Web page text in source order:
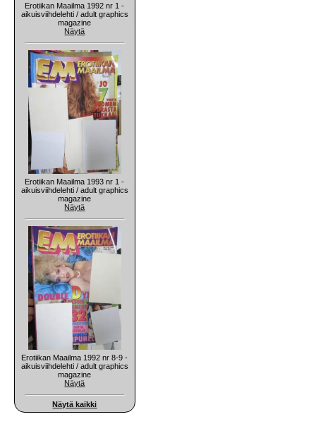
Erotiikan Maailma 1992 nr 1 -
aikuisviihdelehti / adult graphics
magazine
Näytä
Erotiikan Maailma 1993 nr 1 -
aikuisviihdelehti / adult graphics
magazine
Näytä
Erotiikan Maailma 1992 nr 8-9 -
aikuisviihdelehti / adult graphics
magazine
Näytä
Näytä kaikki